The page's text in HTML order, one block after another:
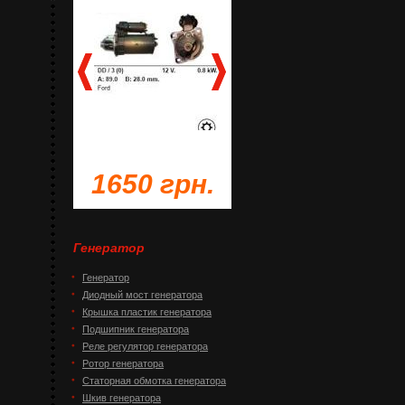
1650 грн.
Генератор
Генератор
Диодный мост генератора
Крышка пластик генератора
Подшипник генератора
Реле регулятор генератора
Ротор генератора
Статорная обмотка генератора
Шкив генератора